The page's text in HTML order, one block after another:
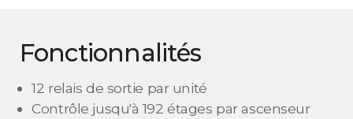
Fonctionnalités
12 relais de sortie par unité
Contrôle jusqu'à 192 étages par ascenseur